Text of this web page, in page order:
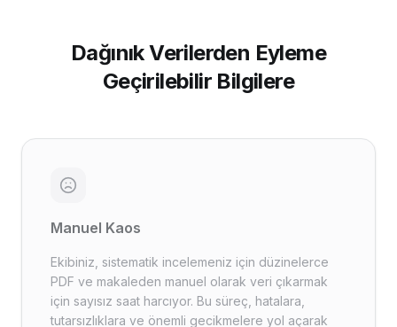
Dağınık Verilerden Eyleme
Geçirilebilir Bilgilere
Manuel Kaos
Ekibiniz, sistematik incelemeniz için düzinelerce
PDF ve makaleden manuel olarak veri çıkarmak
için sayısız saat harcıyor. Bu süreç, hatalara,
tutarsızlıklara ve önemli gecikmelere yol açarak